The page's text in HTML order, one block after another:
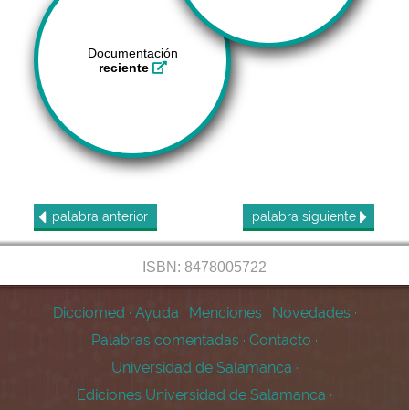
Documentación
reciente
palabra anterior palabra siguiente
ISBN: 8478005722
Dicciomed · Ayuda · Menciones · Novedades ·
Palabras comentadas · Contacto ·
Universidad de Salamanca ·
Ediciones Universidad de Salamanca ·